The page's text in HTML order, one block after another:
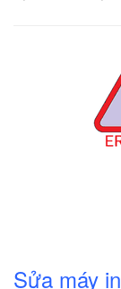
Sửa máy